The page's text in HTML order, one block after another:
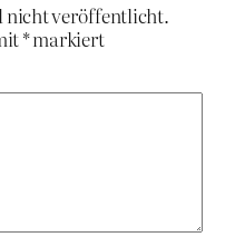
nicht veröffentlicht.
*markiert